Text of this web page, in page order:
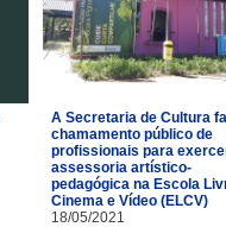
A Secretaria de Cultura
chamamento público de
profissionais para
assessoria artístico-
pedagógica na Escola
Cinema e Vídeo (ELCV)
18/05/2021